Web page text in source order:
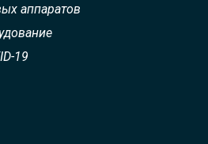
аппаратов
19